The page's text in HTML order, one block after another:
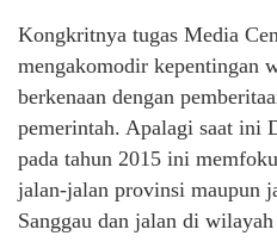
Kongkritnya tugas Media
mengakomodir kepentingan
berkenaan dengan
pemerintah. Apalagi saat ini
pada tahun 2015 ini
jalan-jalan provinsi maupun
Sanggau dan jalan di wilayah